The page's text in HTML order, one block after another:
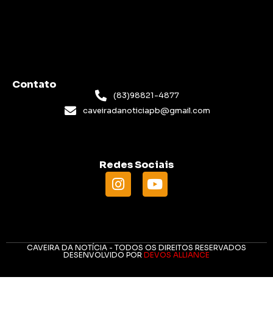
Contato
(83)98821-4877
caveiradanoticiapb@gmail.com
Redes Sociais
CAVEIRA DA NOTÍCIA - TODOS OS DIREITOS RESERVADOS
DESENVOLVIDO POR DEVOS ALLIANCE